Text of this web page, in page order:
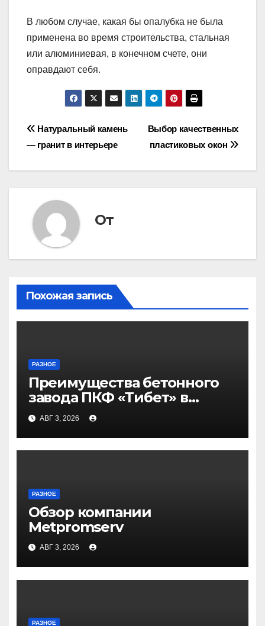
В любом случае, какая бы опалубка не была
применена во время строительства, стальная
или алюминиевая, в конечном счете, они
оправдают себя.
Навигация
по
Выбор качественных
пластиковых окон
Натуральный камень
— гранит в интерьере
От
Похожая запись
РАЗНОЕ
Преимущества бетонного
завода ПКФ «Тибет» в
Волгограде и Волжском
АВГ 3, 2026
РАЗНОЕ
Обзор компании
Metpromserv
АВГ 3, 2026
РАЗНОЕ